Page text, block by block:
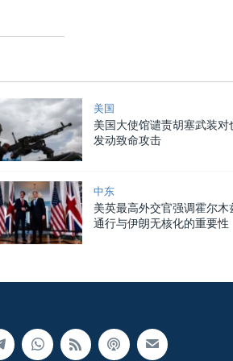
美国
美国大使馆谴责胡塞武装对
发动致命攻击
中东
美英最高外交官强调霍尔木
通行与伊朗无核化的重要性